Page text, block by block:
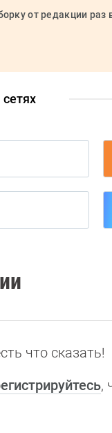
от редакции раз
что сказать!
,